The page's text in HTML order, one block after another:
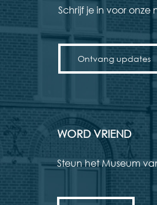
Schrijf je in voor onze
Ontvang updates
WORD VRIEND
Steun het Museum